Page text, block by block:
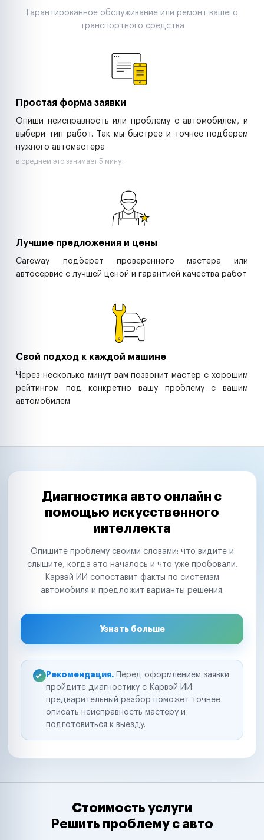
Строительные компании
Аренда спецтехники
Гарантированное обслуживание или ремонт вашего
транспортного средства
Простая форма заявки
Опиши неисправность или проблему с автомобилем, и
выбери тип работ. Так мы быстрее и точнее подберем
нужного автомастера
в среднем это занимает 5 минут
Лучшие предложения и цены
Careway подберет проверенного мастера или
автосервис с лучшей ценой и гарантией качества работ
Свой подход к каждой машине
Через несколько минут вам позвонит мастер с хорошим
рейтингом под конкретно вашу проблему с вашим
автомобилем
Диагностика авто онлайн с
помощью искусственного
интеллекта
Опишите проблему своими словами: что видите и
слышите, когда это началось и что уже пробовали.
Карвэй ИИ сопоставит факты по системам
автомобиля и предложит варианты решения.
Узнать больше
Рекомендация. Перед оформлением заявки
пройдите диагностику с Карвэй ИИ:
предварительный разбор поможет точнее
описать неисправность мастеру и
подготовиться к выезду.
Стоимость услуги
Решить проблему с авто